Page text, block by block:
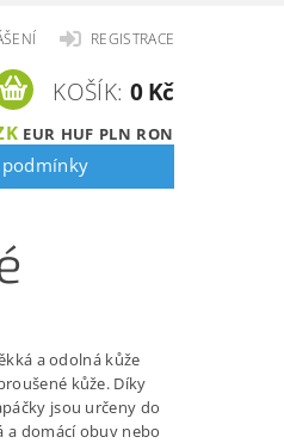
REGISTRACE
EUR HUF PLN RON
KOŠÍK: 0 Kč
a odolná kůže
kůže. Díky
jsou určeny do
a domácí obuv nebo